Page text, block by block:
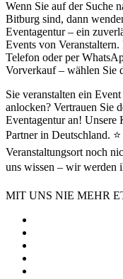
Wenn Sie auf der Suche
Bitburg sind, dann
Eventagentur – ein
Events von
Telefon oder per
Vorverkauf – wählen Sie
Sie veranstalten ein
anlocken? Vertrauen Sie
Eventagentur an! Unsere
Partner in Deutschland.
Veranstaltungsort noch
uns wissen – wir
MIT UNS NIE MEHR